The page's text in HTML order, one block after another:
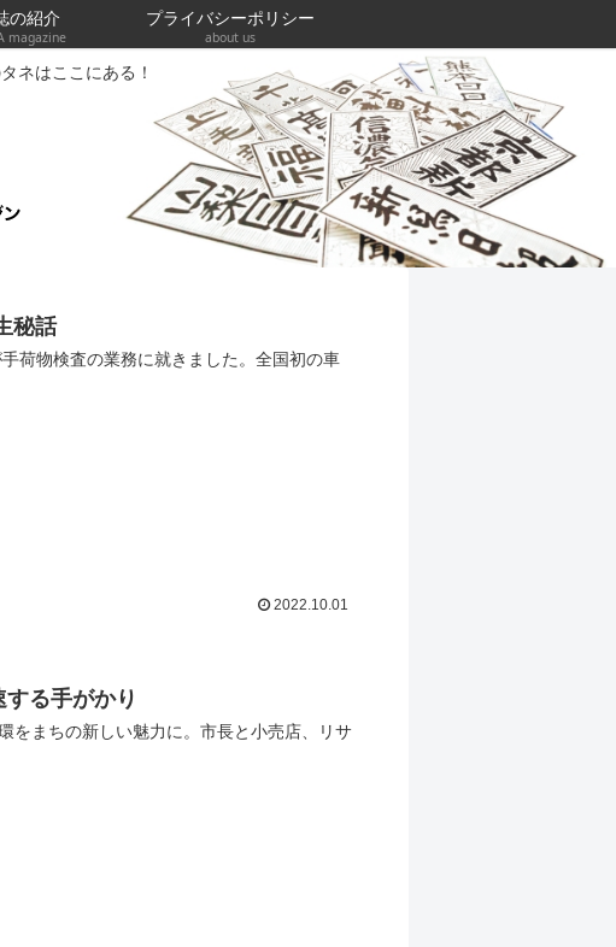
ネはここにある！
の紹介
magazine
プライバシーポリシー
about us
秘話
荷物検査の業務に就きました。全国初の車
2022.10.01
る手がかり
をまちの新しい魅力に。市長と小売店、リサ